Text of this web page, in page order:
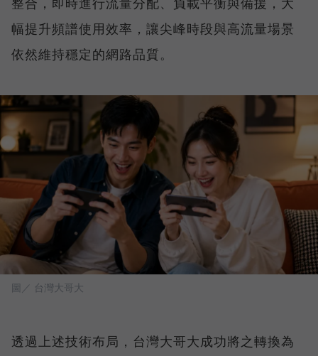
幅提升頻譜使用效率，讓尖峰時段與高流量場景
依然維持穩定的網路品質。
圖／ 台灣大哥大
透過上述技術布局，台灣大哥大成功將之轉換為